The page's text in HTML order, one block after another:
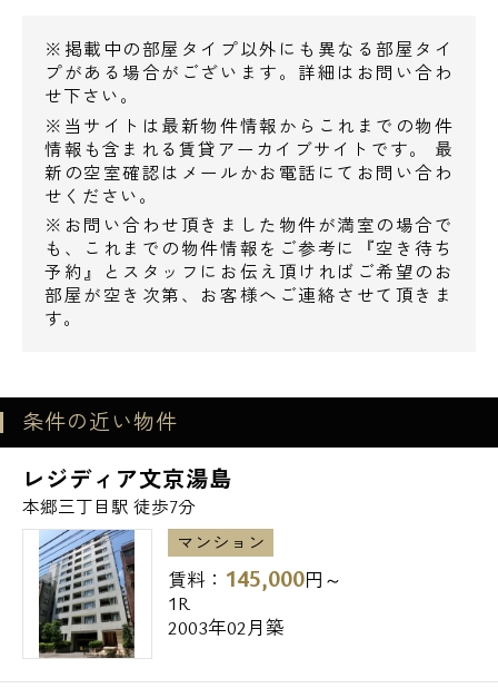
【設備一覧】
■オートロック
■エレベーター
■防犯カメラ
■宅配ボックス
■メールボックス
■TVモニター付インターホン
■シューズボックス
■独立洗面台
■ウォシュレット
■バストイレ別
■追い焚き機能付バス：Eタイプのみ
■浴室換気乾燥機
■室内洗濯機置場：Eタイプはドラム式洗濯乾
燥機
■クローゼット
※掲載中の部屋タイプ以外にも異なる部屋タイ
プがある場合がございます。詳細はお問い合わ
せ下さい。
※当サイトは最新物件情報からこれまでの物件
情報も含まれる賃貸アーカイブサイトです。 最
新の空室確認はメールかお電話にてお問い合わ
せください。
※お問い合わせ頂きました物件が満室の場合で
も、これまでの物件情報をご参考に『空き待ち
予約』とスタッフにお伝え頂ければご希望のお
部屋が空き次第、お客様へご連絡させて頂きま
す。
条件の近い物件
レジディア文京湯島
本郷三丁目駅 徒歩7分
マンション
賃料： 145,000円～
1R
2003年02月築
電話でお問い合わせ
0120-500-529
メールでお問い合わせ
お問い合わせ